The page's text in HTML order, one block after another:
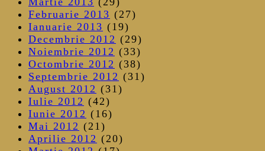
Februarie 2013 (27)
Ianuarie 2013 (19)
Decembrie 2012 (29)
Noiembrie 2012 (33)
Octombrie 2012 (38)
Septembrie 2012 (31)
August 2012 (31)
Iulie 2012 (42)
Iunie 2012 (16)
Mai 2012 (21)
Aprilie 2012 (20)